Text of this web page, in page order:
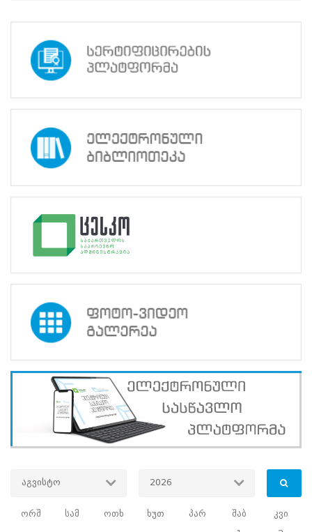
კლინიკა
საჯარო
მოხელის
პროფესიული
განვითარების
პროგრამა
სერტიფიცირება
სერტიფიცირების
დებულება
გამოცდების
გამოცხადების
ტესტები
სასერტიფიკაციო
გამოცდების
შედეგების
სტატისტიკა
კონკურსები
დასრულებული
სახელმძღვანელო
აგვისტო 2026
ორშ სამ ოთხ ხუთ პარ შაბ
კვი